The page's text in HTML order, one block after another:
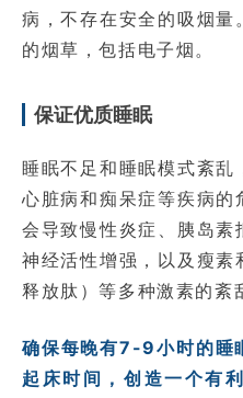
病，不存在安全的吸烟
的烟草，包括电子烟。
保证优质睡眠
睡眠不足和睡眠模式紊乱
心脏病和痴呆症等疾病
会导致慢性炎症、胰岛
神经活性增强，以及瘦
释放肽）等多种激素的紊
确保每晚有7-9小时的睡
起床时间，创造一个有